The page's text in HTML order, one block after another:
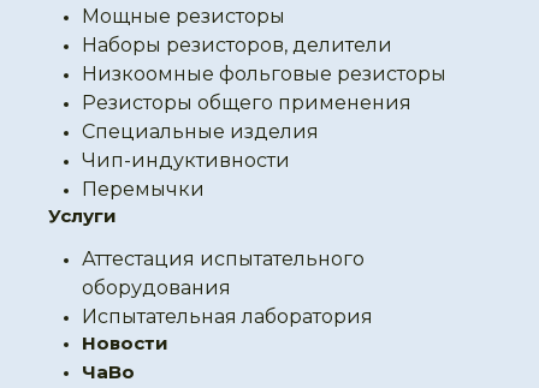
Мощные резисторы
Наборы резисторов, делители
Низкоомные фольговые резисторы
Резисторы общего применения
Специальные изделия
Чип-индуктивности
Перемычки
Услуги
Аттестация испытательного
оборудования
Испытательная лаборатория
Новости
ЧаВо